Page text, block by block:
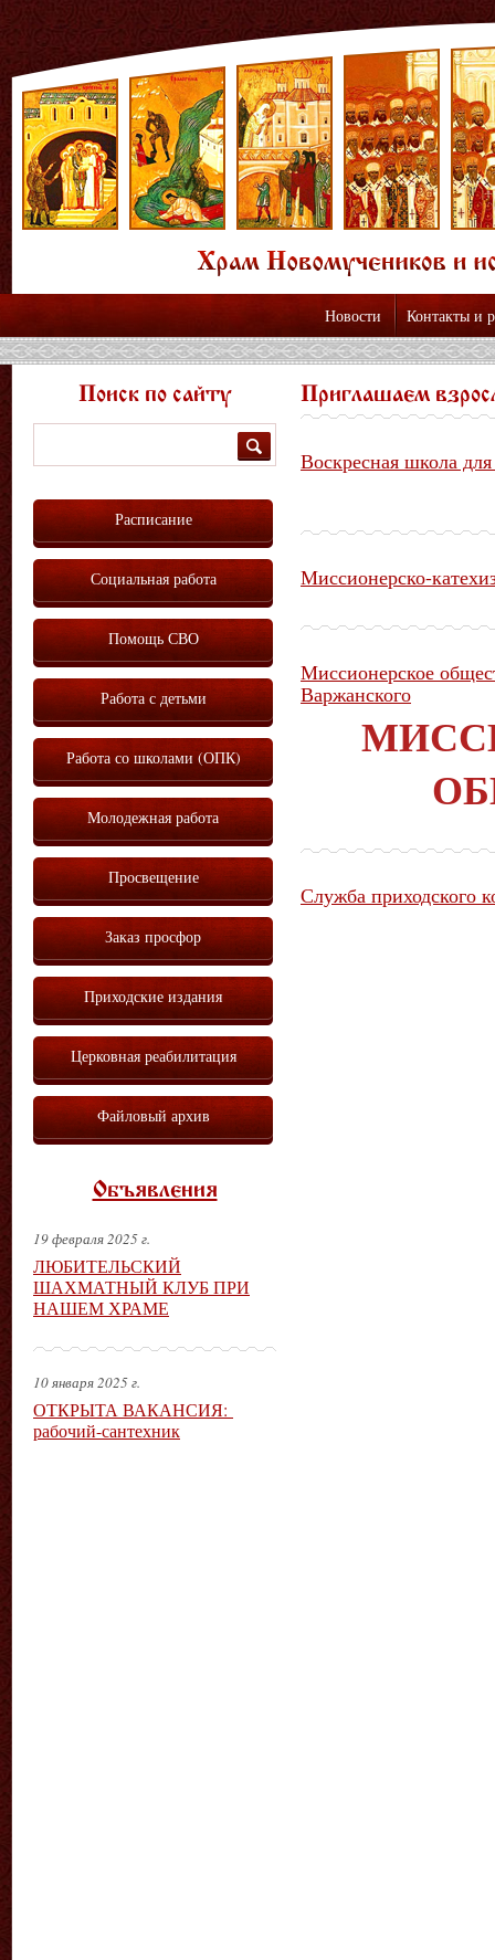
Новости Контакты и
Приглашаем
Воскресная школа
Миссионерско-
Миссионерское
Варжанского
Служба приходского
Поиск по сайту
Расписание
Социальная работа
Помощь СВО
Работа с детьми
Работа со школами (ОПК)
Молодежная работа
Просвещение
Заказ просфор
Приходские издания
Церковная реабилитация
Файловый архив
Объявления
19 февраля 2025 г.
ЛЮБИТЕЛЬСКИЙ
ШАХМАТНЫЙ КЛУБ ПРИ
НАШЕМ ХРАМЕ
10 января 2025 г.
ОТКРЫТА ВАКАНСИЯ:
рабочий-сантехник